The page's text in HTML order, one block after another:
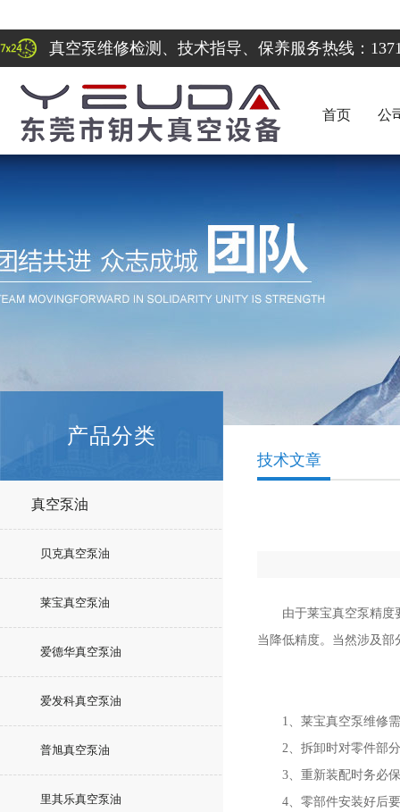
真空泵维修检测、技术指导、保养服务热线：
首页 公
产品分类
真空泵油
贝克真空泵油
莱宝真空泵油
爱德华真空泵油
爱发科真空泵油
普旭真空泵油
里其乐真空泵油
技术文章
由于莱宝真空泵精度要
当降低精度。当然涉及
1、莱宝真空泵维修需
2、拆卸时对零件部分
3、重新装配时务必保
4、零部件安装好后要